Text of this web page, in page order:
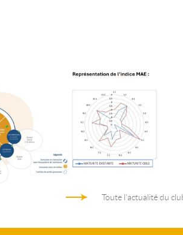
Toute l'actualité du